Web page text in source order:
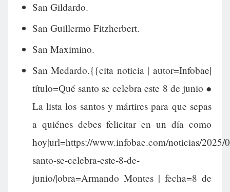
San Gildardo.
San Guillermo Fitzherbert.
San Maximino.
San Medardo.{{cita noticia | autor=Infobae|
título=Qué santo se celebra este 8 de junio ●
La lista los santos y mártires para que sepas
a quiénes debes felicitar en un día como
hoy|url=https://www.infobae.com/noticias/2025/
santo-se-celebra-este-8-de-
junio/|obra=Armando Montes | fecha=8 de